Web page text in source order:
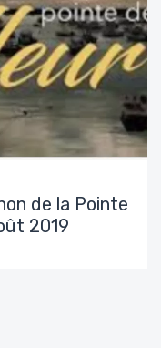
de la Pointe
2019